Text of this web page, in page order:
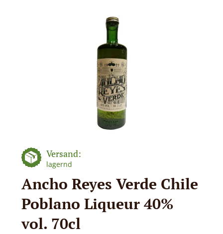
Versand:
lagernd
Ancho Reyes Verde Chile
Poblano Liqueur 40%
vol. 70cl